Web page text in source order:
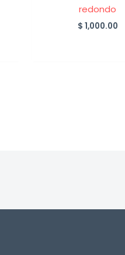
redondo
$ 1,000.00